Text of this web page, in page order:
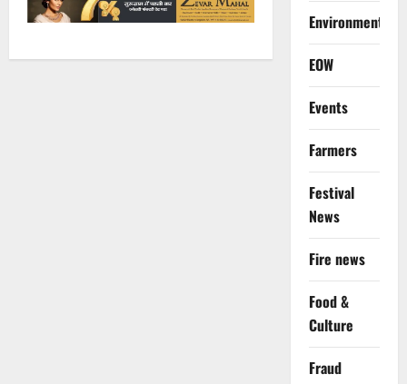
Environment
EOW
Events
Farmers
Festival
News
Fire news
Food &
Culture
Fraud